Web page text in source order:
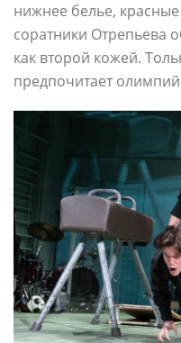
нижнее белье,
соратники Отрепьева
как второй кожей.
предпочитает